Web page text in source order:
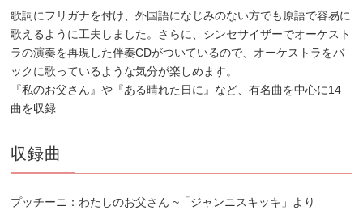
歌詞にフリガナを付け、外国語になじみのない方でも原語で容易に
歌えるように工夫しました。さらに、シンセサイザーでオーケスト
ラの演奏を再現した伴奏CDがついているので、オーケストラをバ
ックに歌っているような気分が楽しめます。
『私のお父さん』や『ある晴れた日に』など、有名曲を中心に14
曲を収録
収録曲
プッチーニ：わたしのお父さん ~「ジャンニスキッキ」より